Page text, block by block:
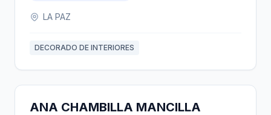
LA PAZ
DECORADO DE INTERIORES
ANA CHAMBILLA MANCILLA